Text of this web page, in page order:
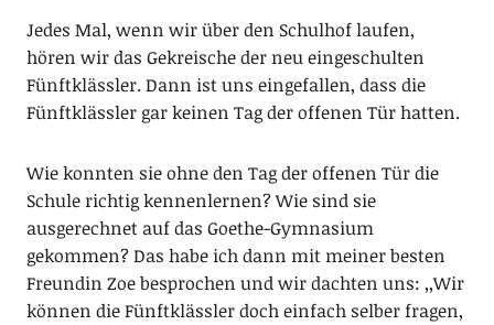
Jedes Mal, wenn wir über den Schulhof laufen,
hören wir das Gekreische der neu eingeschulten
Fünftklässler. Dann ist uns eingefallen, dass die
Fünftklässler gar keinen Tag der offenen Tür hatten.
Wie konnten sie ohne den Tag der offenen Tür die
Schule richtig kennenlernen? Wie sind sie
ausgerechnet auf das Goethe-Gymnasium
gekommen? Das habe ich dann mit meiner besten
Freundin Zoe besprochen und wir dachten uns: ,,Wir
können die Fünftklässler doch einfach selber fragen,